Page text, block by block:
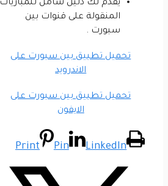
يقدم لك دليل شامل للمباريات
المنقولة على قنوات بين
سبورت .
تحميل تطبيق بين سبورت على
الاندرويد
تحميل تطبيق بين سبورت على
الايفون
Print Pin LinkedIn